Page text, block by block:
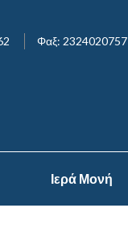
Φαξ: 2324020757
Ιερά Μονή